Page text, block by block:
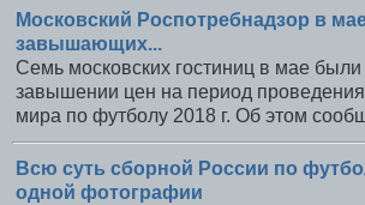
Московский Роспотребнадзор в
завышающих...
Семь московских гостиниц в мае
завышении цен на период
мира по футболу 2018 г. Об этом
Всю суть сборной России по
одной фотографии